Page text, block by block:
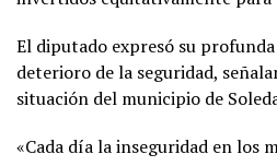
El diputado expresó su
deterioro de la seguridad,
situación del municipio de
«Cada día la inseguridad en los